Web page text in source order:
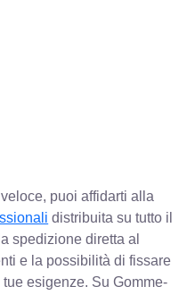
puoi affidarti alla
distribuita su tutto il
spedizione diretta al
e la possibilità di fissare
esigenze. Su Gomme-